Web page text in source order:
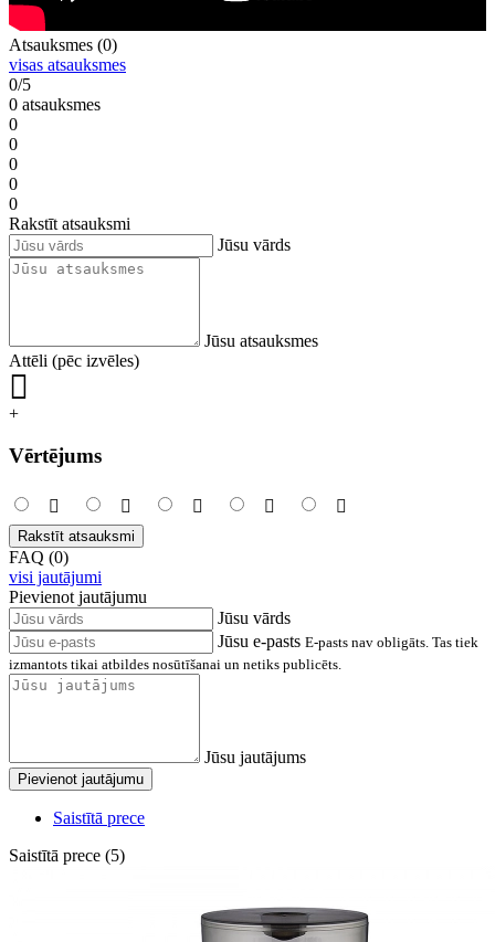
Atsauksmes (0)
visas atsauksmes
0/5
0 atsauksmes
0
0
0
0
0
Rakstīt atsauksmi
Jūsu vārds
Jūsu atsauksmes
Attēli (pēc izvēles)
+
Vērtējums
Rakstīt atsauksmi
FAQ (0)
visi jautājumi
Pievienot jautājumu
Jūsu vārds
Jūsu e-pasts E-pasts nav obligāts. Tas tiek
izmantots tikai atbildes nosūtīšanai un netiks publicēts.
Jūsu jautājums
Pievienot jautājumu
Saistītā prece
Saistītā prece (5)